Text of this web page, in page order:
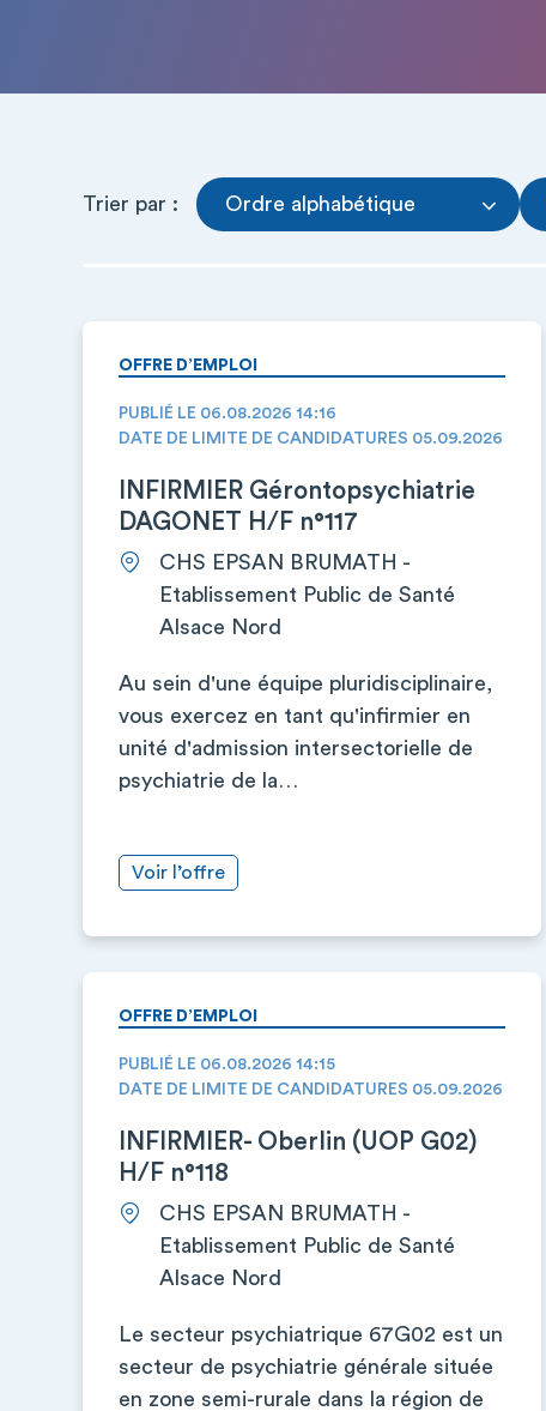
Trier par : Ordre alphabétique
OFFRE D’EMPLOI
PUBLIÉ LE 06.08.2026 14:16
DATE DE LIMITE DE CANDIDATURES 05.09.2026
INFIRMIER Gérontopsychiatrie
DAGONET H/F n°117
CHS EPSAN BRUMATH -
Etablissement Public de Santé
Alsace Nord
Au sein d'une équipe pluridisciplinaire,
vous exercez en tant qu'infirmier en
unité d'admission intersectorielle de
psychiatrie de la…
Voir l’offre
OFFRE D’EMPLOI
PUBLIÉ LE 06.08.2026 14:15
DATE DE LIMITE DE CANDIDATURES 05.09.2026
INFIRMIER- Oberlin (UOP G02)
H/F n°118
CHS EPSAN BRUMATH -
Etablissement Public de Santé
Alsace Nord
Le secteur psychiatrique 67G02 est un
secteur de psychiatrie générale située
en zone semi-rurale dans la région de